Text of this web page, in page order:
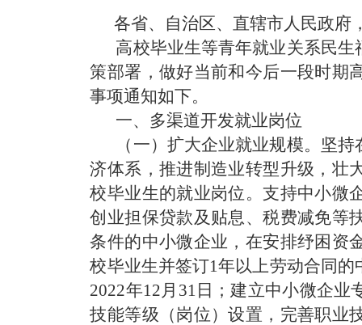
各省、自治区、直辖市人民政府
高校毕业生等青年就业关系民
策部署，做好当前和今后一段时期
事项通知如下。
一、多渠道开发就业岗位
（一）扩大企业就业规模。 坚持
济体系，推进制造业转型升级，壮
校毕业生的就业岗位。支持中小微
创业担保贷款及贴息、税费减免等
条件的中小微企业，在安排纾困资
校毕业生并签订1年以上劳动合同
2022年12月31日；建立中小微企
技能等级（岗位）设置，完善职业